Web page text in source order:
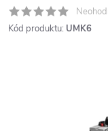
Kód produktu: UMK6